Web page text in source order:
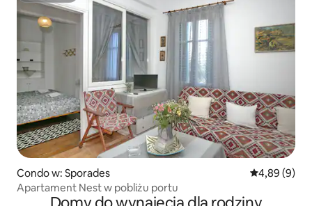
Condo w: Sporades Średnia
4,89 (9)
Apartament Nest w pobliżu portu